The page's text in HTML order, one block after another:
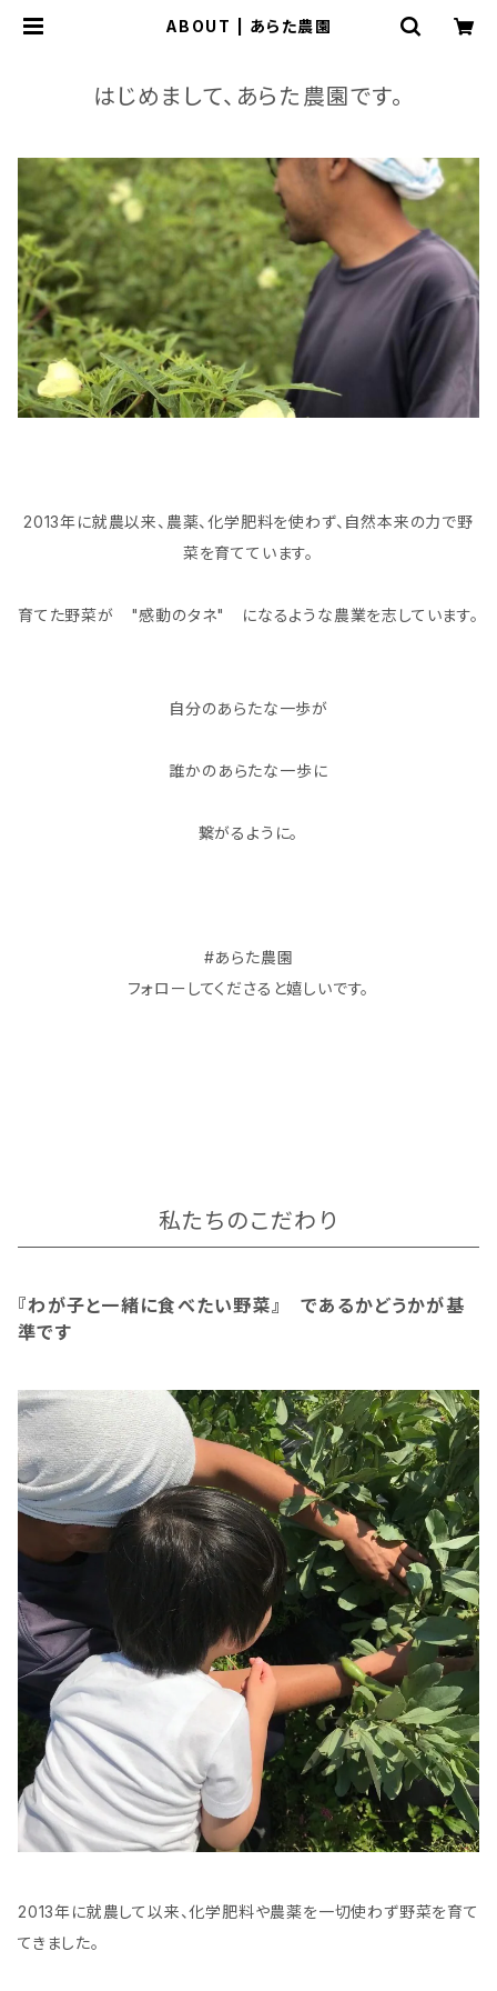
ABOUT | あらた農園
はじめまして、あらた農園です。
2013年に就農以来、農薬、化学肥料を使わず、自然本来の力で野
菜を育てています。
育てた野菜が "感動のタネ" になるような農業を志しています。
自分のあらたな一歩が
誰かのあらたな一歩に
繋がるように。
#あらた農園
フォローしてくださると嬉しいです。
私たちのこだわり
『わが子と一緒に食べたい野菜』 であるかどうかが基
準です
2013年に就農して以来、化学肥料や農薬を一切使わず野菜を育て
てきました。